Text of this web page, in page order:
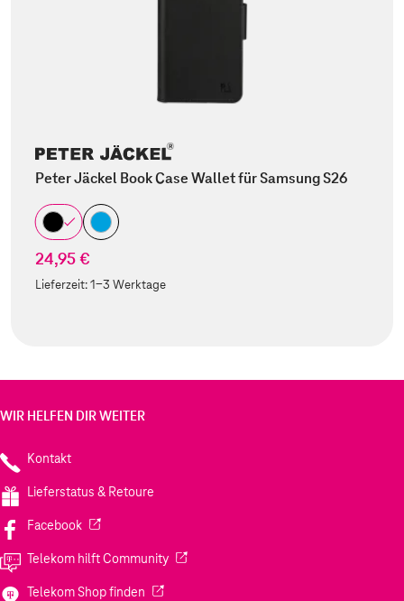
Peter Jäckel Book Case Wallet für Samsung S26
24,95 €
Lieferzeit:1-3 Werktage
WIR HELFEN DIR WEITER
Kontakt
Lieferstatus & Retoure
Facebook(Wird in einem neuen Tab geöffnet)
Telekom hilft Community(Wird in einem neuen Tab geöffnet)
Telekom Shop finden (Wird in einem neuen Tab geöffnet)